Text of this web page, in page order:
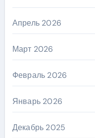
Апрель 2026
Март 2026
Февраль 2026
Январь 2026
Декабрь 2025